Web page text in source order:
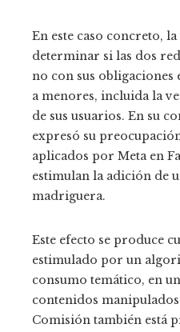
En este caso concreto,
determinar si las dos
no con sus
a menores, incluida la
de sus usuarios. En su
expresó su
aplicados por Meta en
estimulan la adición de
madriguera.
Este efecto se produce
estimulado por un
consumo temático, en
contenidos
Comisión también está